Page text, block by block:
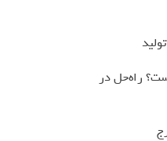
راه‌حل در